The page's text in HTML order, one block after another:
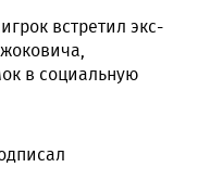
встретил экс-
в социальную